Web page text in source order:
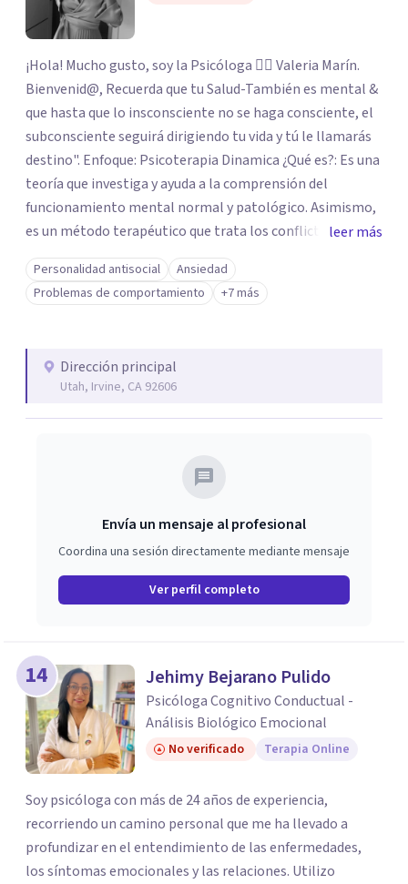
¡Hola! Mucho gusto, soy la Psicóloga 👩‍⚕️ Valeria Marín.
Bienvenid@, Recuerda que tu Salud-También es mental &
que hasta que lo insconsciente no se haga consciente, el
subconsciente seguirá dirigiendo tu vida y tú le llamarás
destino". Enfoque: Psicoterapia Dinamica ¿Qué es?: Es una
teoría que investiga y ayuda a la comprensión del
funcionamiento mental normal y patológico. Asimismo,
es un método terapéutico que trata los conflictos y
dificultades del psiquismo humano. Objetivo:
Comprender los funcionamientos mentales del paciente
tratando de darle significado, ayudarlo a comprender
patrones de relación, los modos de vivirse a sí mismo, de
relacionarse con los demás.
leer más
Personalidad antisocial
Ansiedad
Problemas de comportamiento
+7 más
Dirección principal
Utah, Irvine, CA 92606
Envía un mensaje al profesional
Coordina una sesión directamente mediante mensaje
Ver perfil completo
14 Jehimy Bejarano Pulido
Psicóloga Cognitivo Conductual -
Análisis Biológico Emocional
No verificado Terapia Online
Soy psicóloga con más de 24 años de experiencia,
recorriendo un camino personal que me ha llevado a
profundizar en el entendimiento de las enfermedades,
los síntomas emocionales y las relaciones. Utilizo